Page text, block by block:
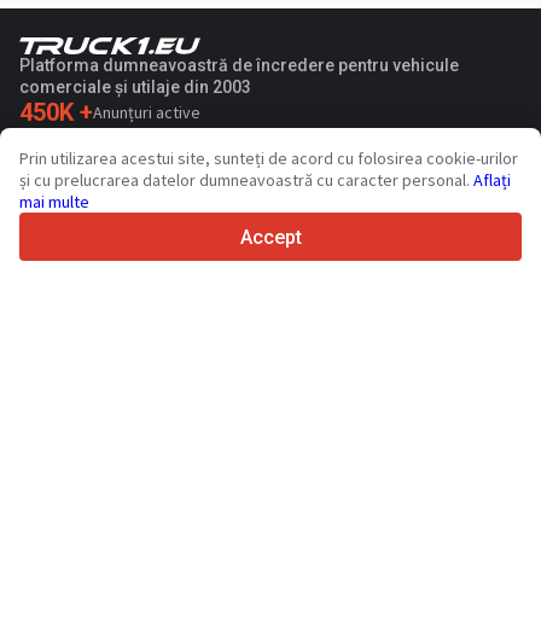
Platforma dumneavoastră de încredere pentru vehicule
comerciale și utilaje din 2003
450K +Anunțuri active
36 Limbi acceptate
4.7/5
Prin utilizarea acestui site, sunteți de acord cu folosirea cookie-urilor
și cu prelucrarea datelor dumneavoastră cu caracter personal. Aflați
mai multe
Accept